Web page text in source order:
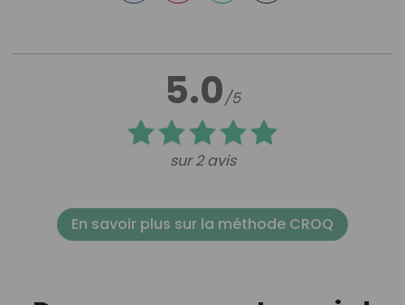
5.0/5
sur 2 avis
En savoir plus sur la méthode CROQ